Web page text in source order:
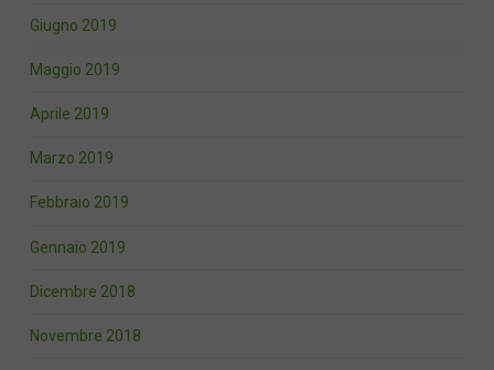
Giugno 2019
Maggio 2019
Aprile 2019
Marzo 2019
Febbraio 2019
Gennaio 2019
Dicembre 2018
Novembre 2018